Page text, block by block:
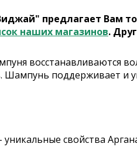
предлагает Вам
наших магазинов.
восстанавливаются
Шампунь поддерживает и
свойства